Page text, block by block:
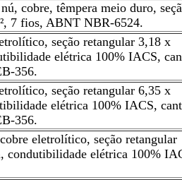
cobre, têmpera meio duro,
7 fios, ABNT NBR-6524.
seção retangular 3,18 x
elétrica 100% IACS,
356.
seção retangular 6,35 x
elétrica 100% IACS,
356.
eletrolítico, seção retangular
condutibilidade elétrica 100%